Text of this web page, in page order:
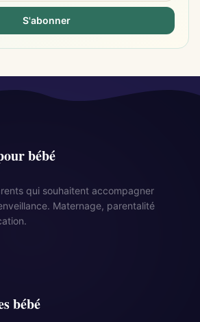
S'abonner
bébé
qui souhaitent accompagner
Maternage, parentalité
bébé